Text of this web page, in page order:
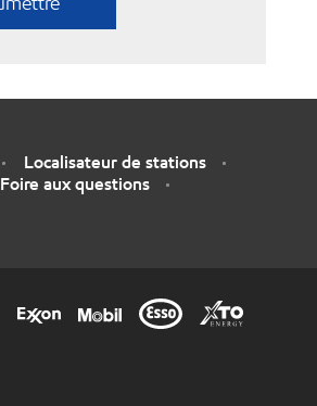
Localisateur de stations
Foire aux questions